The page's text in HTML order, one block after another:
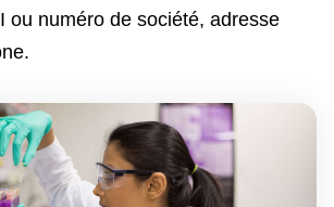
ou numéro de société, adresse